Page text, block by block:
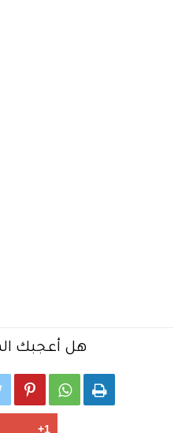
هل أعجبك
  